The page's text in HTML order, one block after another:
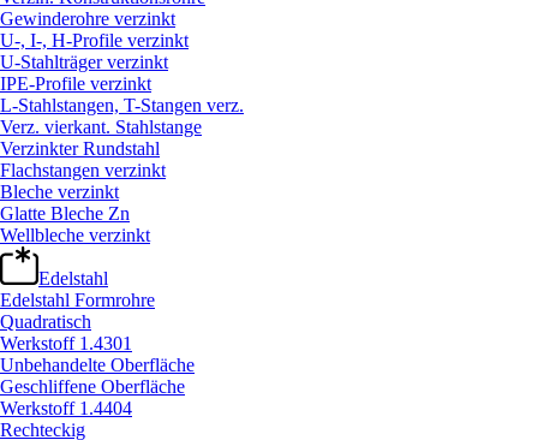
Gewinderohre verzinkt
U-, I-, H-Profile verzinkt
U-Stahlträger verzinkt
IPE-Profile verzinkt
L-Stahlstangen, T-Stangen verz.
Verz. vierkant. Stahlstange
Verzinkter Rundstahl
Flachstangen verzinkt
Bleche verzinkt
Glatte Bleche Zn
Wellbleche verzinkt
Edelstahl
Edelstahl Formrohre
Quadratisch
Werkstoff 1.4301
Unbehandelte Oberfläche
Geschliffene Oberfläche
Werkstoff 1.4404
Rechteckig